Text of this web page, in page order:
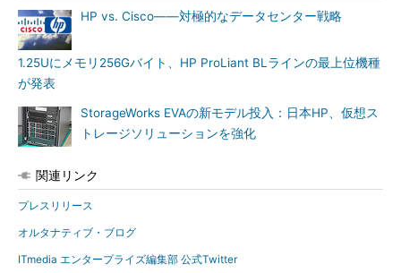
HP vs. Cisco――対極的なデータセンター戦略
1.25Uにメモリ256Gバイト、HP ProLiant BLラインの最上位機種
が発表
StorageWorks EVAの新モデル投入：日本HP、仮想ス
トレージソリューションを強化
関連リンク
プレスリリース
オルタナティブ・ブログ
ITmedia エンタープライズ編集部 公式Twitter